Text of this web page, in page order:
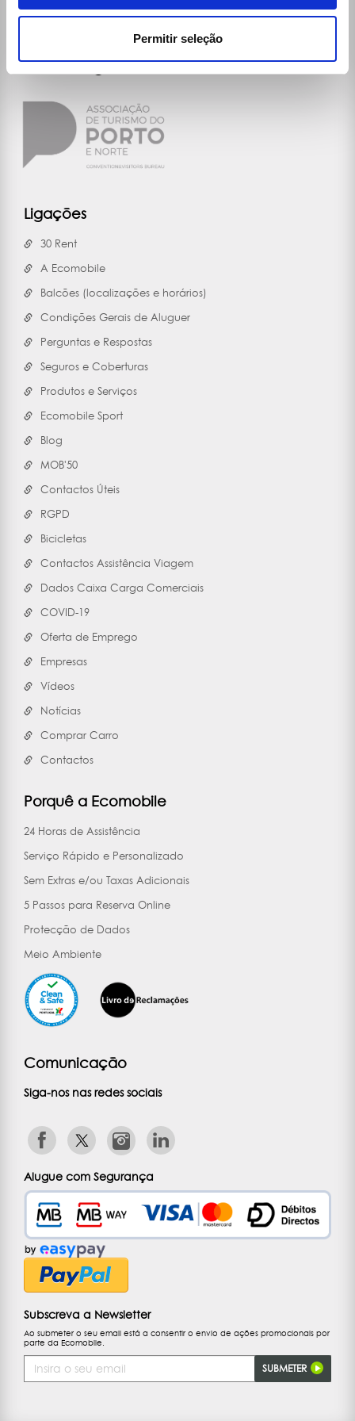
Permitir seleção
Ligações
30 Rent
A Ecomobile
Balcões (localizações e horários)
Condições Gerais de Aluguer
Perguntas e Respostas
Seguros e Coberturas
Produtos e Serviços
Ecomobile Sport
Blog
MOB'50
Contactos Úteis
RGPD
Bicicletas
Contactos Assistência Viagem
Dados Caixa Carga Comerciais
COVID-19
Oferta de Emprego
Empresas
Vídeos
Notícias
Comprar Carro
Contactos
Porquê a Ecomobile
24 Horas de Assistência
Serviço Rápido e Personalizado
Sem Extras e/ou Taxas Adicionais
5 Passos para Reserva Online
Protecção de Dados
Meio Ambiente
Comunicação
Siga-nos nas redes sociais
Alugue com Segurança
Subscreva a Newsletter
Ao submeter o seu email está a consentir o envio de ações promocionais por
parte da Ecomobile.
de
Email
SUBMETER